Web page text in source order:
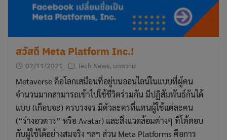
สวัสดี Meta Platform Inc.!
02/11/2021 Tech News, บทความ
Metaverse คือโลกเสมือนที่อยู่บนออนไลน์ในแบบที่ผู้คน
จำนวนมากสามารถเข้าไปใช้ชีวิตร่วมกัน มีปฏิสัมพันธ์กันได้
แบบ (เกือบจะ) ครบวงจร มีตัวละครที่แทนผู้ใช้แต่ละคน
(“ร่างอวตาร” หรือ Avatar) และสิ่งแวดล้อมต่างๆ ที่โต้ตอบ
กับผู้ใช้ได้อย่างสมจริง ฯลฯ ส่วน Meta Platforms คือการ